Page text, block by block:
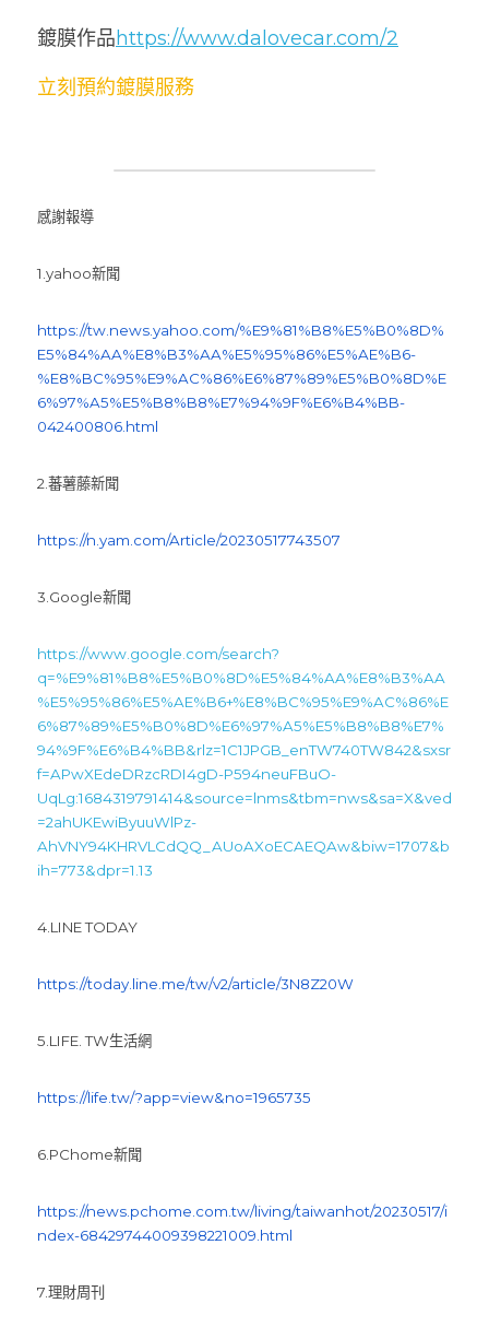
鍍膜作品https://www.dalovecar.com/2
立刻預約鍍膜服務
感謝報導
1.yahoo新聞
https://tw.news.yahoo.com/%E9%81%B8%E5%B0%8D%
E5%84%AA%E8%B3%AA%E5%95%86%E5%AE%B6-
%E8%BC%95%E9%AC%86%E6%87%89%E5%B0%8D%E
6%97%A5%E5%B8%B8%E7%94%9F%E6%B4%BB-
042400806.html
2.蕃薯藤新聞
https://n.yam.com/Article/20230517743507
3.Google新聞
https://www.google.com/search?
q=%E9%81%B8%E5%B0%8D%E5%84%AA%E8%B3%AA
%E5%95%86%E5%AE%B6+%E8%BC%95%E9%AC%86%E
6%87%89%E5%B0%8D%E6%97%A5%E5%B8%B8%E7%
94%9F%E6%B4%BB&rlz=1C1JPGB_enTW740TW842&sxsr
f=APwXEdeDRzcRDI4gD-P594neuFBuO-
UqLg:1684319791414&source=lnms&tbm=nws&sa=X&ved
=2ahUKEwiByuuWlPz-
AhVNY94KHRVLCdQQ_AUoAXoECAEQAw&biw=1707&b
ih=773&dpr=1.13
4.LINE TODAY
https://today.line.me/tw/v2/article/3N8Z20W
5.LIFE. TW生活網
https://life.tw/?app=view&no=1965735
6.PChome新聞
https://news.pchome.com.tw/living/taiwanhot/20230517/i
ndex-68429744009398221009.html
7.理財周刊